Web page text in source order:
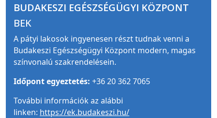
BUDAKESZI EGÉSZSÉGÜGYI KÖZPONT
BEK
A pátyi lakosok ingyenesen részt tudnak venni a
Budakeszi Egészségügyi Központ modern, magas
színvonalú szakrendelésein.
Időpont egyeztetés: +36 20 362 7065
További információk az alábbi
linken: https://ek.budakeszi.hu/